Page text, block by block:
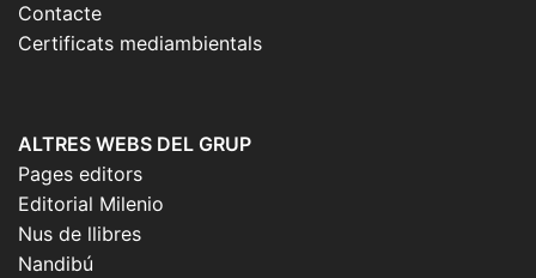
Contacte
Certificats mediambientals
ALTRES WEBS DEL GRUP
Pages editors
Editorial Milenio
Nus de llibres
Nandibú